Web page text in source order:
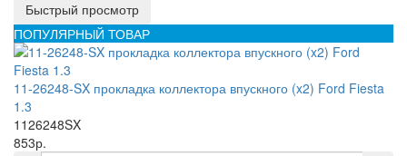
Быстрый просмотр
ПОПУЛЯРНЫЙ ТОВАР
11-26248-SX прокладка коллектора впускного (x2) Ford Fiesta
1.3
1126248SX
853р.